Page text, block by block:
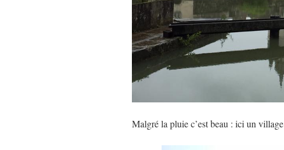
Malgré la pluie c’est beau : ici un village